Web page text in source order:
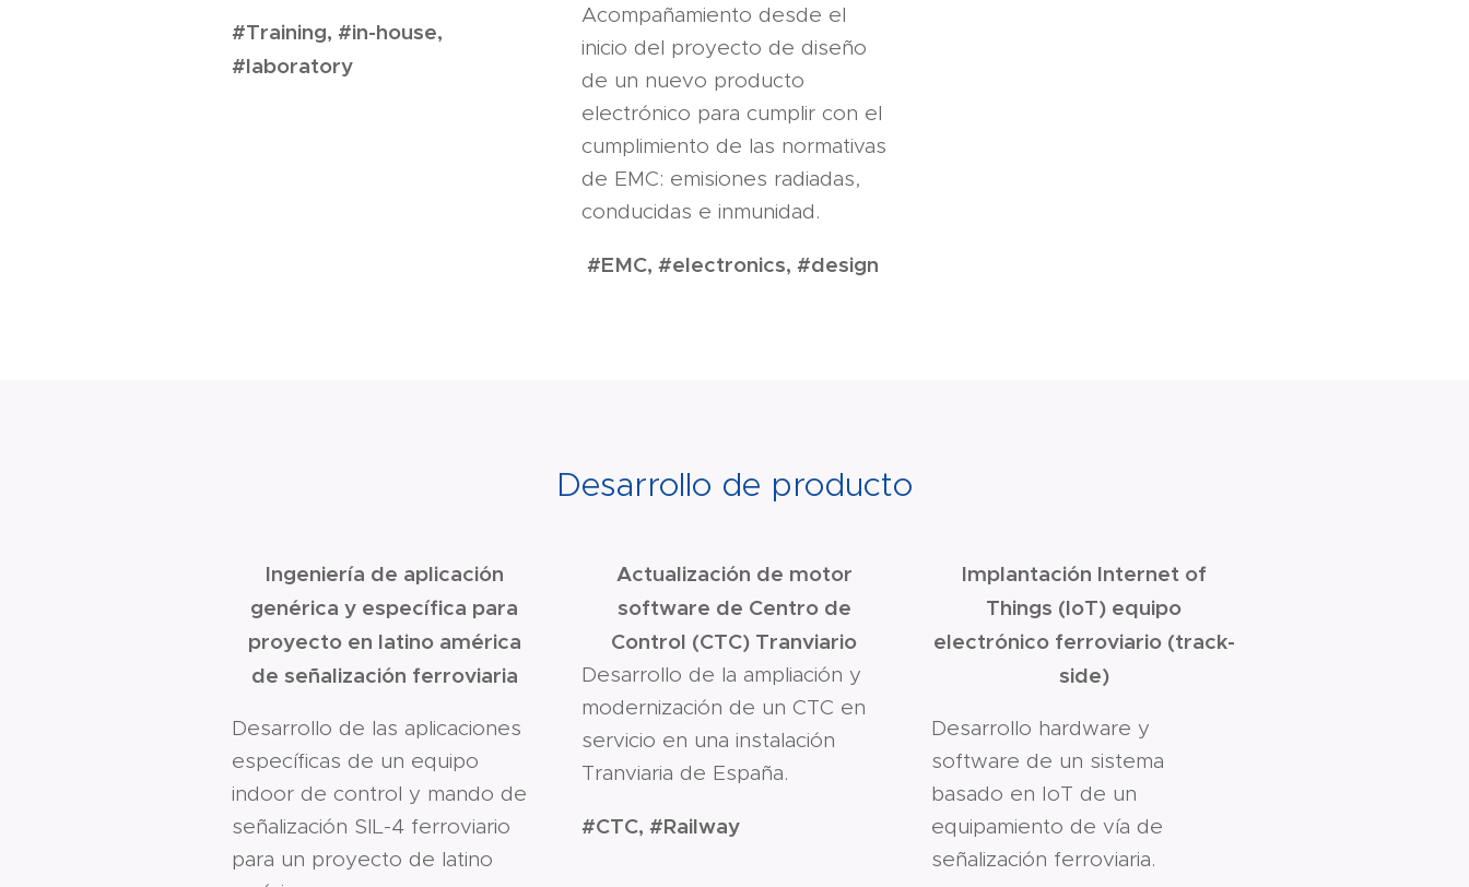
#Training, #in-house,
#laboratory
Acompañamiento desde el
inicio del proyecto de diseño
de un nuevo producto
electrónico para cumplir con el
cumplimiento de las normativas
de EMC: emisiones radiadas,
conducidas e inmunidad.
#EMC, #electronics, #design
Desarrollo de producto
Ingeniería de aplicación
genérica y específica para
proyecto en latino américa
de señalización ferroviaria
Desarrollo de las aplicaciones
específicas de un equipo
indoor de control y mando de
señalización SIL-4 ferroviario
para un proyecto de latino
Actualización de motor
software de Centro de
Control (CTC) Tranviario
Desarrollo de la ampliación y
modernización de un CTC en
servicio en una instalación
Tranviaria de España.
#CTC, #Railway
Implantación Internet of
Things (IoT) equipo
electrónico ferroviario (track-
side)
Desarrollo hardware y
software de un sistema
basado en IoT de un
equipamiento de vía de
señalización ferroviaria.